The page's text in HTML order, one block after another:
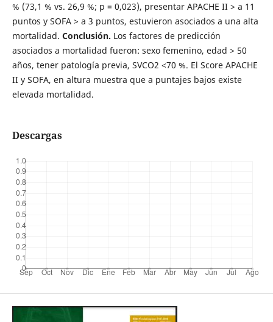
% (73,1 % vs. 26,9 %; p = 0,023), presentar APACHE II > a 11
puntos y SOFA > a 3 puntos, estuvieron asociados a una alta
mortalidad. Conclusión. Los factores de predicción
asociados a mortalidad fueron: sexo femenino, edad > 50
años, tener patología previa, SVCO2 <70 %. El Score APACHE
II y SOFA, en altura muestra que a puntajes bajos existe
elevada mortalidad.
Descargas